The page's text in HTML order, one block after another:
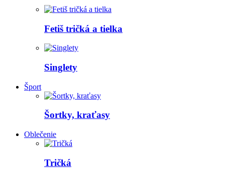
Fetiš tričká a tielka
Singlety
Šport
Šortky, kraťasy
Oblečenie
Tričká